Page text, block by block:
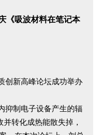
《吸波材料在笔记本
抑制电子设备产生的辐
转化成热能散失掉，